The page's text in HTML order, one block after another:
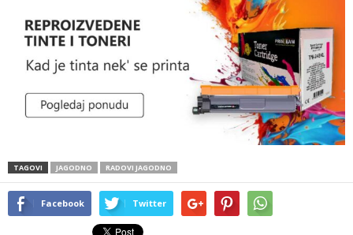
TAGOVI JAGODNO RADOVI JAGODNO
Facebook Twitter